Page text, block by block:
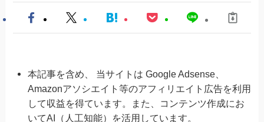
本記事を含め、 当サイトは Google Adsense、
Amazonアソシエイト等のアフィリエイト広告を利用
して収益を得ています。また、コンテンツ作成にお
いてAI（人工知能）を活用しています。